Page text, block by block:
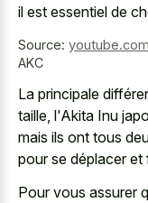
il est essentiel de
Source: youtube.com
AKC
La principale
taille, l'Akita Inu
mais ils ont tous
pour se déplacer
Pour vous assurer